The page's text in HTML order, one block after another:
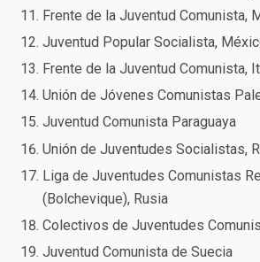
Frente de la Juventud Comunista,
Juventud Popular Socialista,
Frente de la Juventud Comunista,
Unión de Jóvenes Comunistas
Juventud Comunista Paraguaya
Unión de Juventudes Socialistas,
Liga de Juventudes Comunistas
(Bolchevique), Rusia
Colectivos de Juventudes
Juventud Comunista de Suecia